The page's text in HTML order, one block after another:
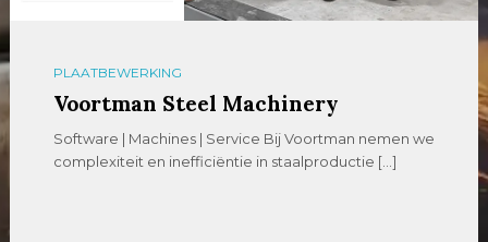
PLAATBEWERKING
Voortman Steel Machinery
Software | Machines | Service Bij Voortman nemen we
complexiteit en inefficiëntie in staalproductie […]